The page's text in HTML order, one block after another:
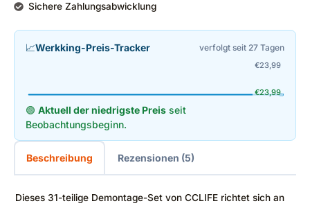
Sichere Zahlungsabwicklung
📈Werkking-Preis-Tracker verfolgt seit 27 Tagen
€23,99
€23,99
🟢 Aktuell der niedrigste Preis seit
Beobachtungsbeginn.
Beschreibung Rezensionen (5)
Dieses 31-teilige Demontage-Set von CCLIFE richtet sich an